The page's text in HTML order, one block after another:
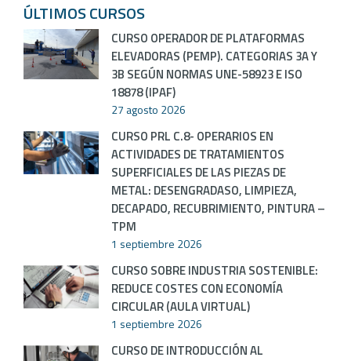
ÚLTIMOS CURSOS
CURSO OPERADOR DE PLATAFORMAS
ELEVADORAS (PEMP). CATEGORIAS 3A Y
3B SEGÚN NORMAS UNE-58923 E ISO
18878 (IPAF)
27 agosto 2026
CURSO PRL C.8- OPERARIOS EN
ACTIVIDADES DE TRATAMIENTOS
SUPERFICIALES DE LAS PIEZAS DE
METAL: DESENGRADASO, LIMPIEZA,
DECAPADO, RECUBRIMIENTO, PINTURA –
TPM
1 septiembre 2026
CURSO SOBRE INDUSTRIA SOSTENIBLE:
REDUCE COSTES CON ECONOMÍA
CIRCULAR (AULA VIRTUAL)
1 septiembre 2026
CURSO DE INTRODUCCIÓN AL